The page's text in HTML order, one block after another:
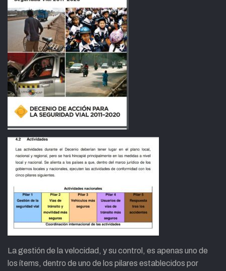
La gestión de la velocidad, y su control, es apenas uno de
los ítems, dentro de uno de los pilares establecidos por